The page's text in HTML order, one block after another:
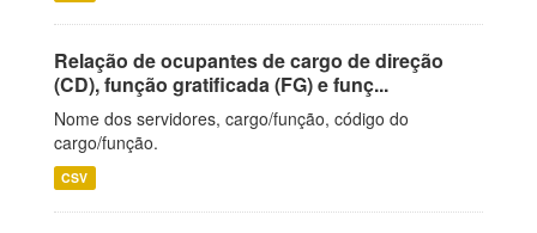
Relação de ocupantes de cargo de direção
(CD), função gratificada (FG) e funç...
Nome dos servidores, cargo/função, código do
cargo/função.
CSV